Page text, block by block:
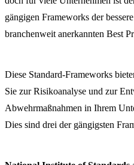
gängigen Frameworks der
branchenweit anerkannten Best
Diese Standard-Frameworks
Sie zur Risikoanalyse und zur
Abwehrmaßnahmen in Ihrem
Dies sind drei der gängigsten